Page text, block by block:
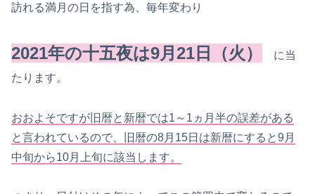
訪れる満月の日を指す為、毎年変わり
2021年の十五夜は9月21日（火）
に当
たります。
おおよそですが旧暦と新暦では1～1ヵ月半の誤差がある
と言われているので、旧暦の8月15日は新暦にすると9月
中旬から10月上旬に該当します。